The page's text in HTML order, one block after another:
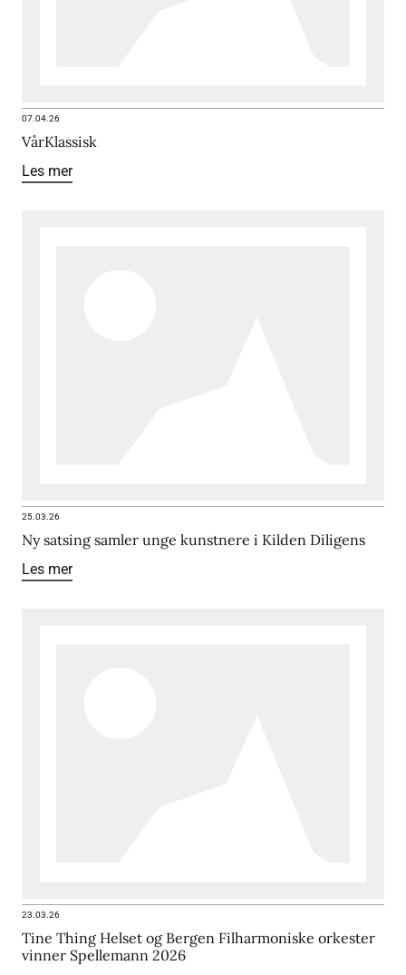
07.04.26
VårKlassisk
Les mer
25.03.26
Ny satsing samler unge kunstnere i Kilden Diligens
Les mer
23.03.26
Tine Thing Helset og Bergen Filharmoniske orkester
vinner Spellemann 2026